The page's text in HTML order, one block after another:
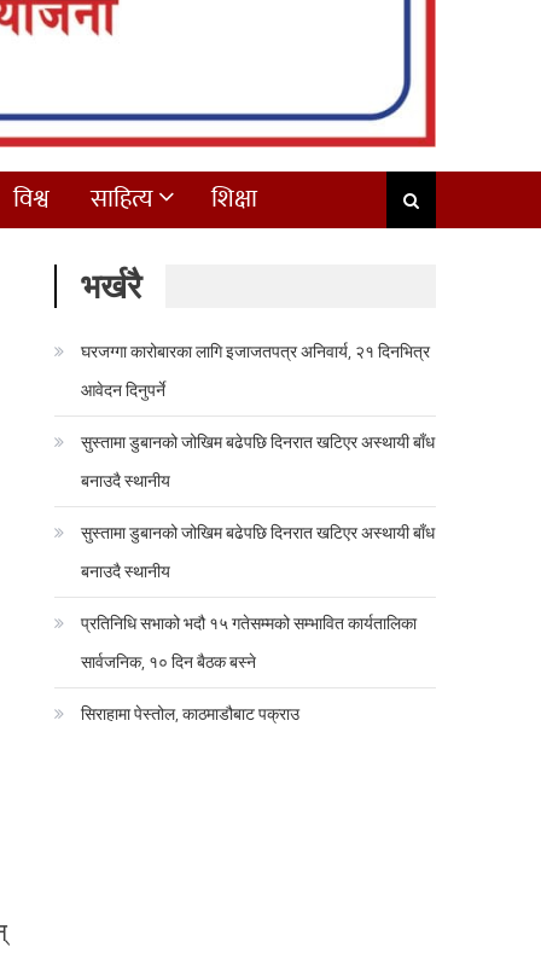
विश्व साहित्य शिक्षा
भर्खरै
घरजग्गा कारोबारका लागि इजाजतपत्र अनिवार्य, २१ दिनभित्र
आवेदन दिनुपर्ने
सुस्तामा डुबानको जोखिम बढेपछि दिनरात खटिएर अस्थायी बाँध
बनाउदै स्थानीय
सुस्तामा डुबानको जोखिम बढेपछि दिनरात खटिएर अस्थायी बाँध
बनाउदै स्थानीय
प्रतिनिधि सभाको भदौ १५ गतेसम्मको सम्भावित कार्यतालिका
सार्वजनिक, १० दिन बैठक बस्ने
सिराहामा पेस्तोल, काठमाडौबाट पक्राउ